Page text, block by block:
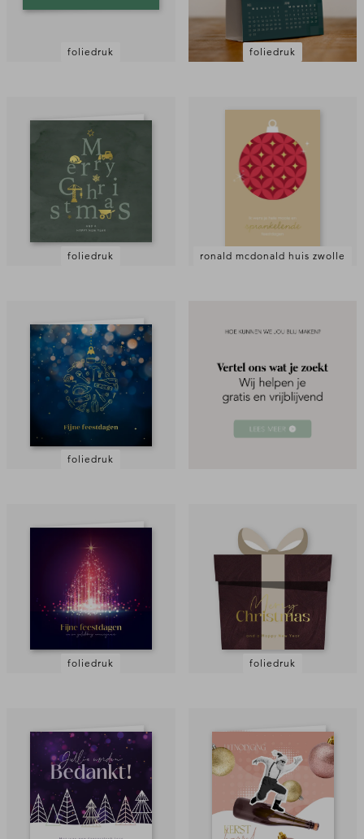
foliedruk foliedruk
foliedruk ronald mcdonald huis zwolle
foliedruk
foliedruk foliedruk